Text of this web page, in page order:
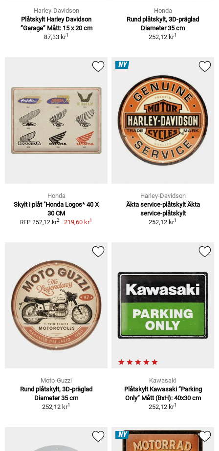
Harley-Davidson
Plåtskylt Harley Davidson
”Garage” Mått: 15 x 20 cm
87,33 kr1
Honda
Rund plåtskylt, 3D-präglad
Diameter 35 cm
252,12 kr1
Honda
Skylt i plåt "Honda Logos* 40 X
30 CM
RFP 252,12 kr2 219,60 kr1
NY
Harley-Davidson
Äkta service-plåtskylt Äkta
service-plåtskylt
252,12 kr1
Moto-Guzzi
Rund plåtskylt, 3D-präglad
Diameter 35 cm
252,12 kr1
Kawasaki
Plåtskylt Kawasaki ”Parking
Only” Mått (BxH): 40x30 cm
252,12 kr1
NY